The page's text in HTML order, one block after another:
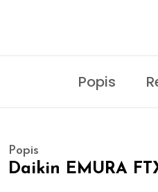
Popis
Popis
Daikin EMURA